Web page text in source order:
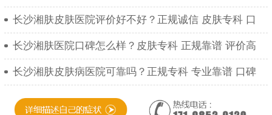
长沙湘肤皮肤医院评价好不好？正规诚信 皮肤专科 口
长沙湘肤医院口碑怎么样？皮肤专科 正规靠谱 评价高
长沙湘肤皮肤病医院可靠吗？正规专科 专业靠谱 口碑